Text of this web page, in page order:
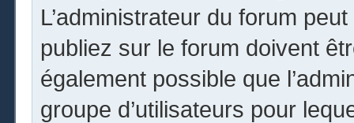
L’administrateur du forum
publiez sur le forum doivent
également possible que
groupe d’utilisateurs pour